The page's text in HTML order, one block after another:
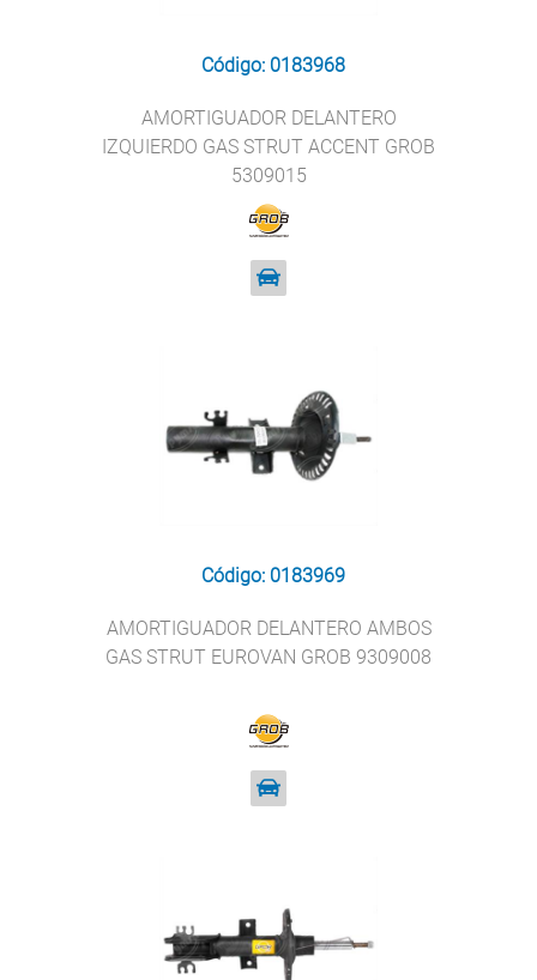
Código: 0183968
AMORTIGUADOR DELANTERO
IZQUIERDO GAS STRUT ACCENT GROB
5309015
Código: 0183969
AMORTIGUADOR DELANTERO AMBOS
GAS STRUT EUROVAN GROB 9309008